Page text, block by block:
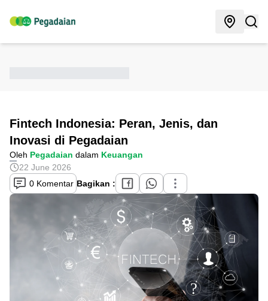
Fintech Indonesia: Peran, Jenis, dan
Inovasi di Pegadaian
Oleh Pegadaian dalam Keuangan
22 June 2026
0 Komentar Bagikan :